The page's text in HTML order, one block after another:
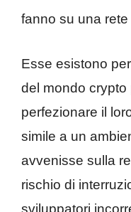
fanno su una
Esse esistono
del mondo
perfezionare il
simile a un
avvenisse sulla
rischio di
sviluppatori